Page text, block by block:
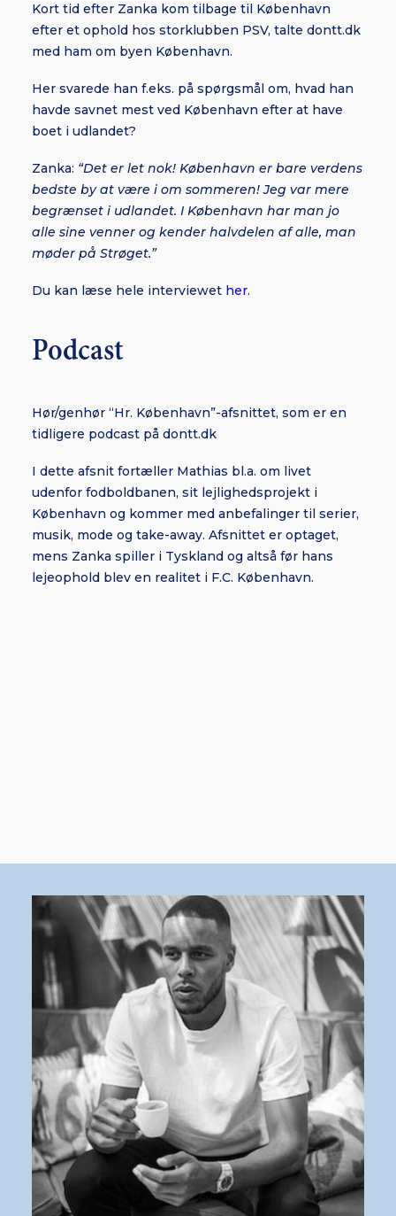
Kort tid efter Zanka kom tilbage til København
efter et ophold hos storklubben PSV, talte dontt.dk
med ham om byen København.
Her svarede han f.eks. på spørgsmål om, hvad han
havde savnet mest ved København efter at have
boet i udlandet?
Zanka: “Det er let nok! København er bare verdens
bedste by at være i om sommeren! Jeg var mere
begrænset i udlandet. I København har man jo
alle sine venner og kender halvdelen af alle, man
møder på Strøget.”
Du kan læse hele interviewet her.
Podcast
Hør/genhør “Hr. København”-afsnittet, som er en
tidligere podcast på dontt.dk
I dette afsnit fortæller Mathias bl.a. om livet
udenfor fodboldbanen, sit lejlighedsprojekt i
København og kommer med anbefalinger til serier,
musik, mode og take-away. Afsnittet er optaget,
mens Zanka spiller i Tyskland og altså før hans
lejeophold blev en realitet i F.C. København.